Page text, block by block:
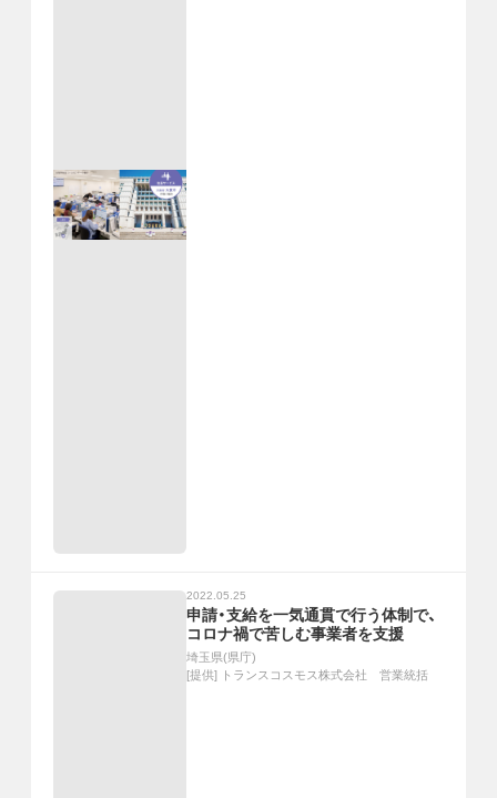
2022.05.25
申請・支給を一気通貫で行う体制で、
コロナ禍で苦しむ事業者を支援
埼玉県(県庁)
[提供] トランスコスモス株式会社 営業統括